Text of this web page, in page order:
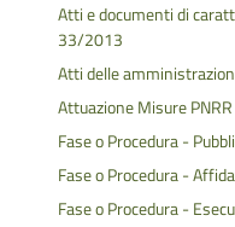
Atti e documenti di
33/2013
Atti delle
Attuazione Misure PNRR
Fase o Procedura -
Fase o Procedura -
Fase o Procedura -